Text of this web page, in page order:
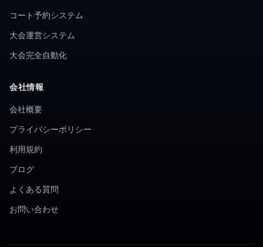
コート予約システム
大会運営システム
大会完全自動化
会社情報
会社概要
プライバシーポリシー
利用規約
ブログ
よくある質問
お問い合わせ